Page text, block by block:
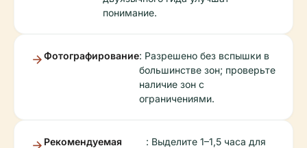
понимание.
Фотографирование: Разрешено без вспышки в
большинстве зон; проверьте
наличие зон с
ограничениями.
Рекомендуемая
: Выделите 1–1,5 часа для